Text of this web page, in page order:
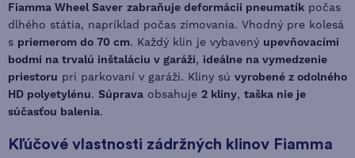
Fiamma Wheel Saver zabraňuje deformácii pneumatík počas
dlhého státia, napríklad počas zimovania. Vhodný pre kolesá
s priemerom do 70 cm. Každý klin je vybavený upevňovacími
bodmi na trvalú inštaláciu v garáži, ideálne na vymedzenie
priestoru pri parkovaní v garáži. Kliny sú vyrobené z odolného
HD polyetylénu. Súprava obsahuje 2 kliny, taška nie je
súčasťou balenia.
Kľúčové vlastnosti zádržných klinov Fiamma